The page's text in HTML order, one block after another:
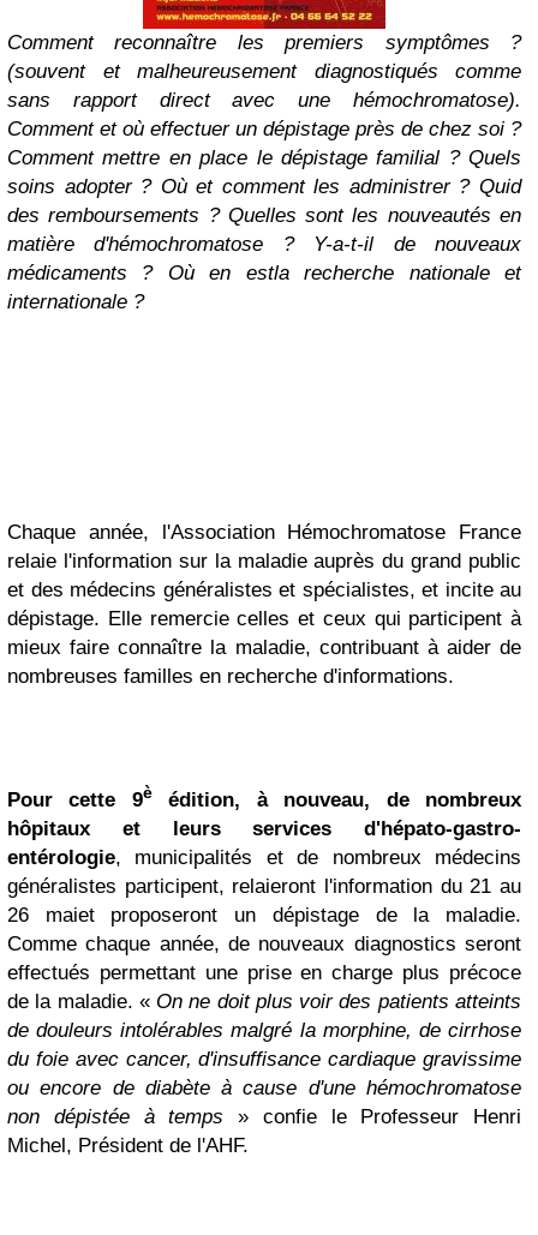
Comment reconnaître les premiers symptômes ?
(souvent et malheureusement diagnostiqués comme
sans rapport direct avec une hémochromatose).
Comment et où effectuer un dépistage près de chez soi ?
Comment mettre en place le dépistage familial ? Quels
soins adopter ? Où et comment les administrer ? Quid
des remboursements ? Quelles sont les nouveautés en
matière d'hémochromatose ? Y-a-t-il de nouveaux
médicaments ? Où en estla recherche nationale et
internationale ?
Chaque année, l'Association Hémochromatose France
relaie l'information sur la maladie auprès du grand public
et des médecins généralistes et spécialistes, et incite au
dépistage. Elle remercie celles et ceux qui participent à
mieux faire connaître la maladie, contribuant à aider de
nombreuses familles en recherche d'informations.
Pour cette 9èédition, à nouveau, de nombreux
hôpitaux et leurs services d'hépato-gastro-
entérologie, municipalités et de nombreux médecins
généralistes participent, relaieront l'information du 21 au
26 maiet proposeront un dépistage de la maladie.
Comme chaque année, de nouveaux diagnostics seront
effectués permettant une prise en charge plus précoce
de la maladie. «On ne doit plus voir des patients atteints
de douleurs intolérables malgré la morphine, de cirrhose
du foie avec cancer, d'insuffisance cardiaque gravissime
ou encore de diabète à cause d'une hémochromatose
non dépistée à temps » confie le Professeur Henri
Michel, Président de l'AHF.